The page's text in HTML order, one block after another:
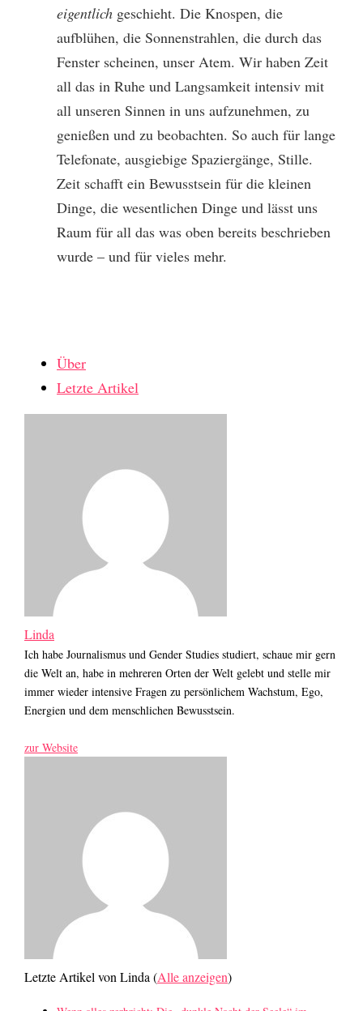
eigentlich geschieht. Die Knospen, die
aufblühen, die Sonnenstrahlen, die durch das
Fenster scheinen, unser Atem. Wir haben Zeit
all das in Ruhe und Langsamkeit intensiv mit
all unseren Sinnen in uns aufzunehmen, zu
genießen und zu beobachten. So auch für lange
Telefonate, ausgiebige Spaziergänge, Stille.
Zeit schafft ein Bewusstsein für die kleinen
Dinge, die wesentlichen Dinge und lässt uns
Raum für all das was oben bereits beschrieben
wurde – und für vieles mehr.
Über
Letzte Artikel
Linda
Ich habe Journalismus und Gender Studies studiert, schaue mir gern
die Welt an, habe in mehreren Orten der Welt gelebt und stelle mir
immer wieder intensive Fragen zu persönlichem Wachstum, Ego,
Energien und dem menschlichen Bewusstsein.
zur Website
Letzte Artikel von Linda(Alle anzeigen)